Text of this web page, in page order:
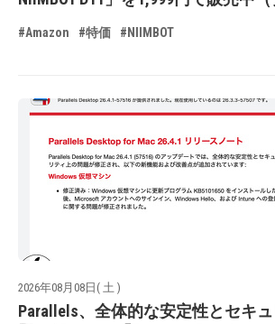
#Amazon #特価 #NIIMBOT
2026年08月08日( 土 )
Parallels、全体的な安定性とセキ